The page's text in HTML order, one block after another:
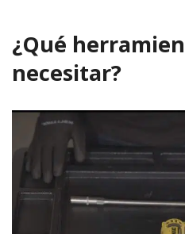
¿Qué
necesitar?